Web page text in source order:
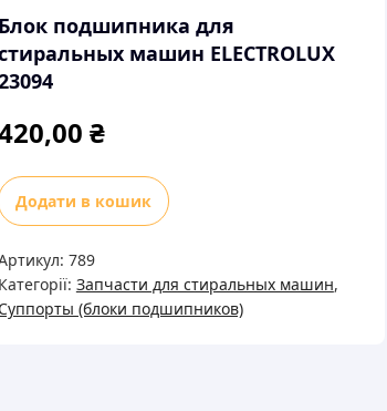
Блок подшипника для
машин ЕLECTROLUX
₴
машин
ЕLECTROLUX
Додати в кошик
789
Категорії: Запчасти для стиральных машин,
Суппорты (блоки подшипников)